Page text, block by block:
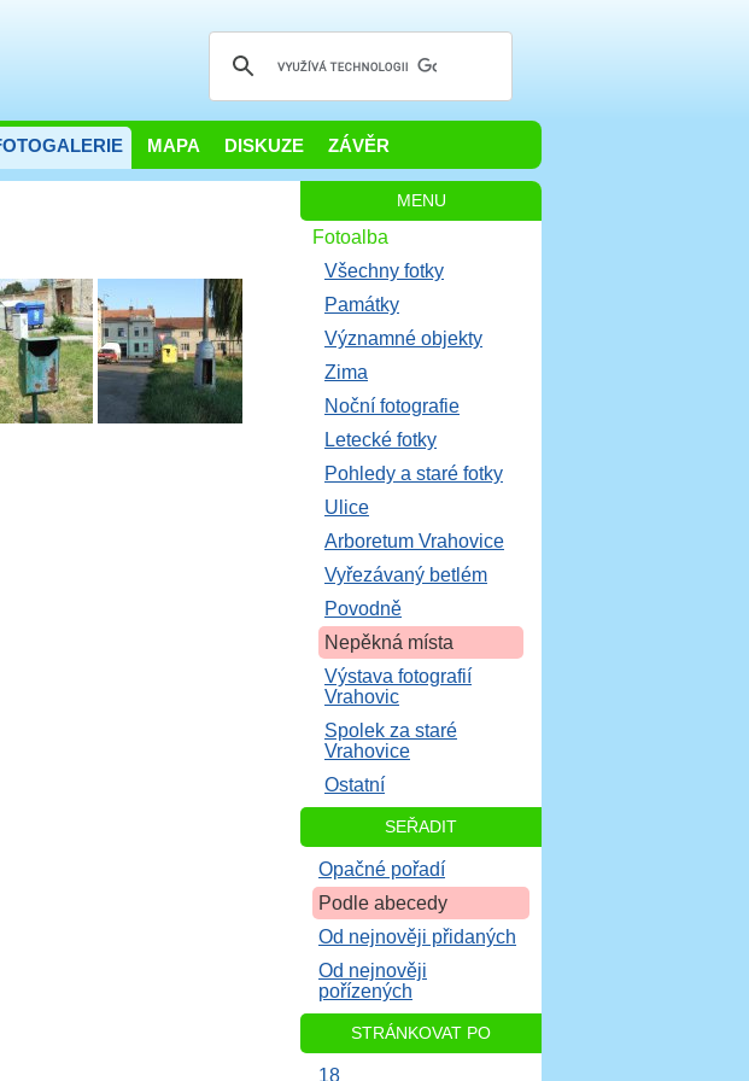
MAPA DISKUZE ZÁVĚR
MENU
Fotoalba
Všechny fotky
Památky
Významné objekty
Zima
Noční fotografie
Letecké fotky
Pohledy a staré fotky
Ulice
Arboretum Vrahovice
Vyřezávaný betlém
Povodně
Nepěkná místa
Výstava fotografií
Vrahovic
Spolek za staré
Vrahovice
Ostatní
SEŘADIT
Opačné pořadí
Podle abecedy
Od nejnověji přidaných
Od nejnověji
pořízených
STRÁNKOVAT PO
18